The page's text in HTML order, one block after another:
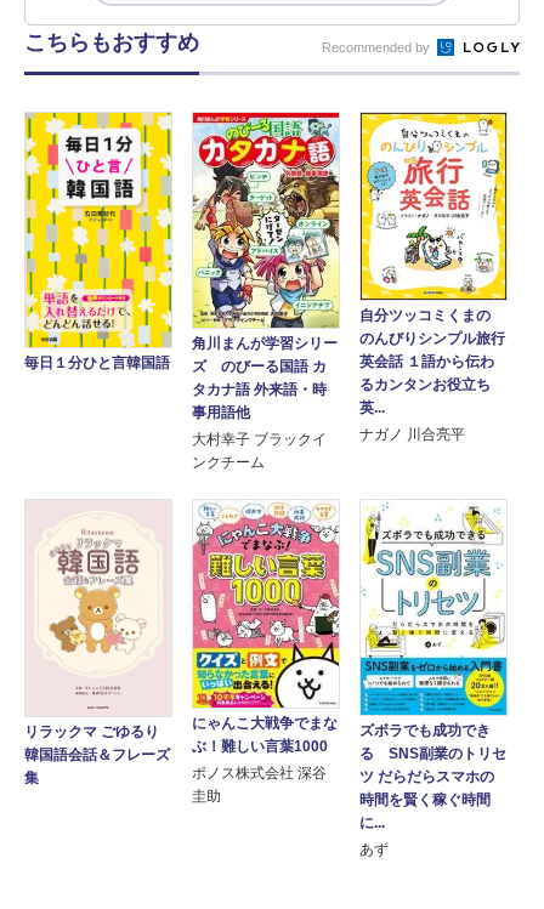
こちらもおすすめ Recommended by
毎日１分ひと言韓国語
角川まんが学習シリー
ズ のびーる国語 カ
タカナ語 外来語・時
事用語他
大村幸子 ブラックイ
ンクチーム
自分ツッコミくまの
のんびりシンプル旅行
英会話 １語から伝わ
るカンタンお役立ち
英...
ナガノ 川合亮平
リラックマ ごゆるり
韓国語会話＆フレーズ
集
にゃんこ大戦争でまな
ぶ！難しい言葉1000
ポノス株式会社 深谷
圭助
ズボラでも成功でき
る SNS副業のトリセ
ツ だらだらスマホの
時間を賢く稼ぐ時間
に...
あず